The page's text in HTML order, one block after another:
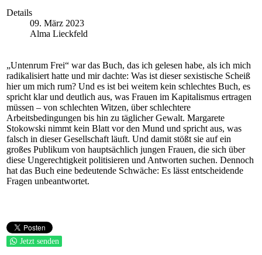
Details
09. März 2023
Alma Lieckfeld
„Untenrum Frei“ war das Buch, das ich gelesen habe, als ich mich
radikalisiert hatte und mir dachte: Was ist dieser sexistische Scheiß
hier um mich rum? Und es ist bei weitem kein schlechtes Buch, es
spricht klar und deutlich aus, was Frauen im Kapitalismus ertragen
müssen – von schlechten Witzen, über schlechtere
Arbeitsbedingungen bis hin zu täglicher Gewalt. Margarete
Stokowski nimmt kein Blatt vor den Mund und spricht aus, was
falsch in dieser Gesellschaft läuft. Und damit stößt sie auf ein
großes Publikum von hauptsächlich jungen Frauen, die sich über
diese Ungerechtigkeit politisieren und Antworten suchen. Dennoch
hat das Buch eine bedeutende Schwäche: Es lässt entscheidende
Fragen unbeantwortet.
Jetzt senden